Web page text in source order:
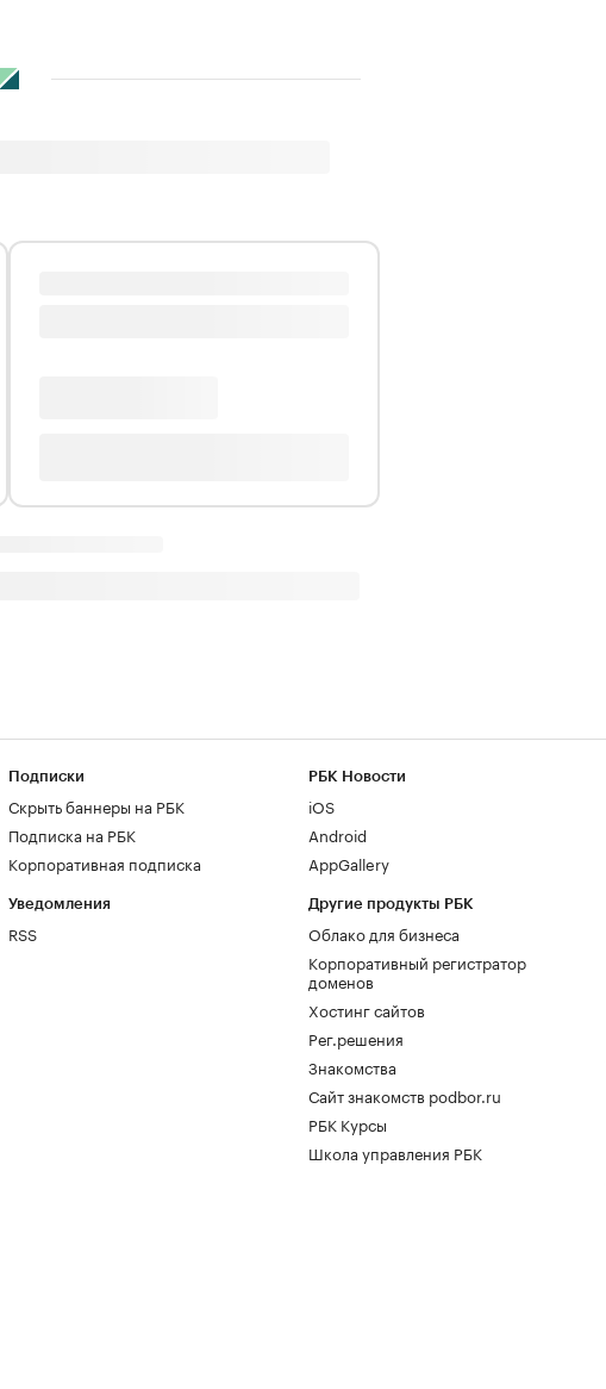
Подписки
Скрыть баннеры на РБК
Подписка на РБК
Корпоративная подписка
Уведомления
RSS
РБК Новости
iOS
Android
AppGallery
Другие продукты РБК
Облако для бизнеса
Корпоративный регистратор
доменов
Хостинг сайтов
Рег.решения
Знакомства
Сайт знакомств podbor.ru
РБК Курсы
Школа управления РБК